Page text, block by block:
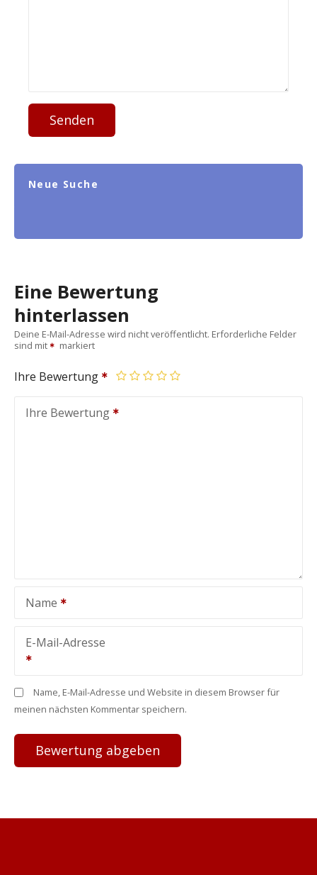
Senden
Neue Suche
Eine Bewertung
hinterlassen
Deine E-Mail-Adresse wird nicht veröffentlicht. Erforderliche Felder
sind mit
markiert
Ihre Bewertung
Ihre Bewertung
Name
E-Mail-Adresse
Name, E-Mail-Adresse und Website in diesem Browser für
meinen nächsten Kommentar speichern.